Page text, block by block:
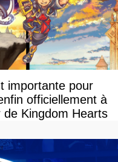
importante pour
officiellement à
de Kingdom Hearts